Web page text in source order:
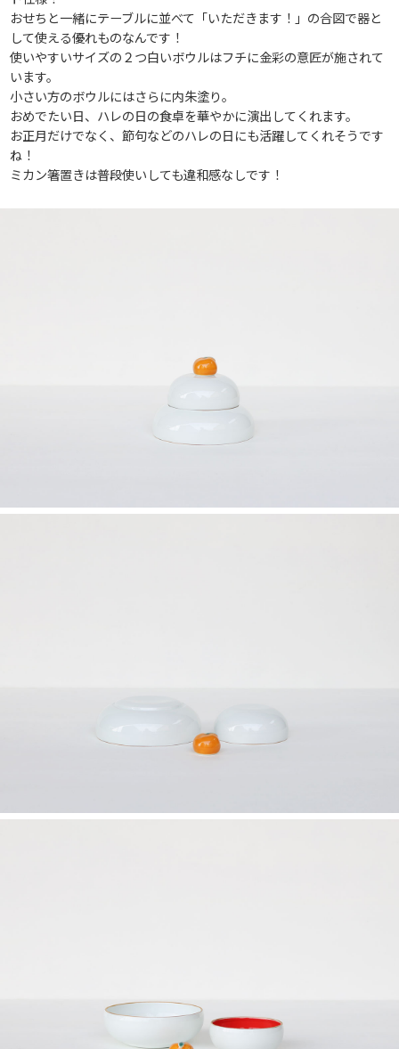
おせちと一緒にテーブルに並べて「いただきます！」の合図で器と
して使える優れものなんです！
使いやすいサイズの２つ白いボウルはフチに金彩の意匠が施されて
います。
小さい方のボウルにはさらに内朱塗り。
おめでたい日、ハレの日の食卓を華やかに演出してくれます。
お正月だけでなく、節句などのハレの日にも活躍してくれそうです
ね！
ミカン箸置きは普段使いしても違和感なしです！